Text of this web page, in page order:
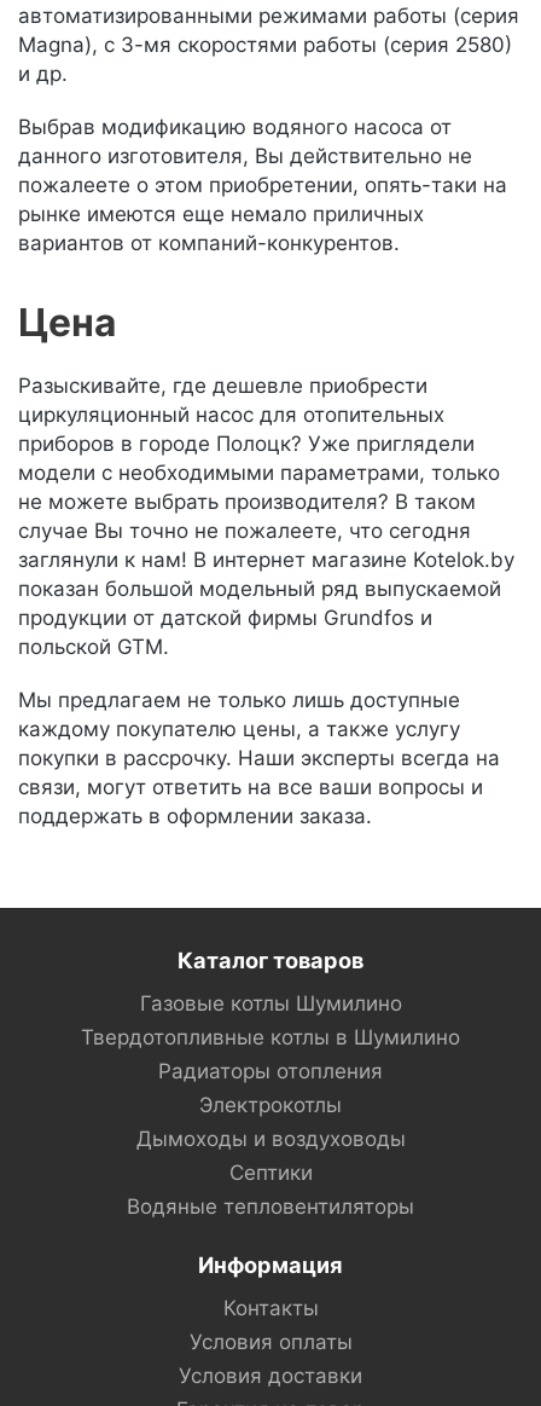
автоматизированными режимами работы (серия
Magna), с 3-мя скоростями работы (серия 2580)
и др.
Выбрав модификацию водяного насоса от
данного изготовителя, Вы действительно не
пожалеете о этом приобретении, опять-таки на
рынке имеются еще немало приличных
вариантов от компаний-конкурентов.
Цена
Разыскивайте, где дешевле приобрести
циркуляционный насос для отопительных
приборов в городе Полоцк? Уже приглядели
модели с необходимыми параметрами, только
не можете выбрать производителя? В таком
случае Вы точно не пожалеете, что сегодня
заглянули к нам! В интернет магазине Kotelok.by
показан большой модельный ряд выпускаемой
продукции от датской фирмы Grundfos и
польской GTM.
Мы предлагаем не только лишь доступные
каждому покупателю цены, а также услугу
покупки в рассрочку. Наши эксперты всегда на
связи, могут ответить на все ваши вопросы и
поддержать в оформлении заказа.
Каталог товаров
Газовые котлы Шумилино
Твердотопливные котлы в Шумилино
Радиаторы отопления
Электрокотлы
Дымоходы и воздуховоды
Септики
Водяные тепловентиляторы
Информация
Контакты
Условия оплаты
Условия доставки